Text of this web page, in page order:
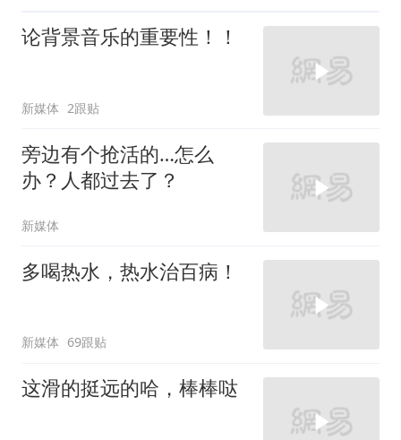
论背景音乐的重要性！！
新媒体 2跟贴
旁边有个抢活的…怎么
办？人都过去了？
新媒体
多喝热水，热水治百病！
新媒体 69跟贴
这滑的挺远的哈，棒棒哒